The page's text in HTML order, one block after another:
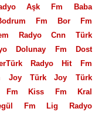
Aşk Fm
Baba
Fm
Bor Fm
Radyo
Cnn Türk
Dolunay Fm
Dost
Radyo
Hit Fm
Joy Türk
Joy Türk
Fm Kiss Fm
Kral
Fm
Lig Radyo